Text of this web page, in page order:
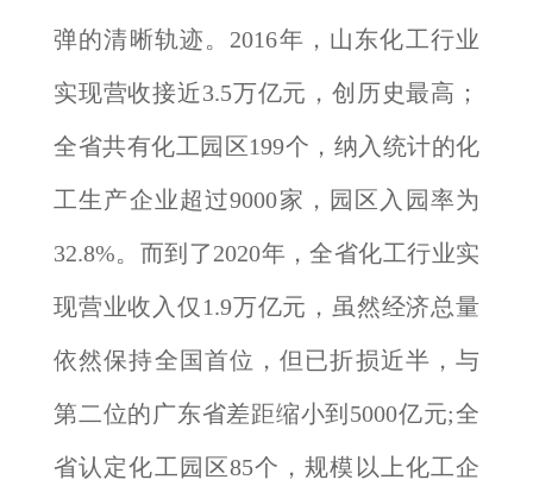
弹的清晰轨迹。2016年，山东化工行业
实现营收接近3.5万亿元，创历史最高；
全省共有化工园区199个，纳入统计的化
工生产企业超过9000家，园区入园率为
32.8%。而到了2020年，全省化工行业实
现营业收入仅1.9万亿元，虽然经济总量
依然保持全国首位，但已折损近半，与
第二位的广东省差距缩小到5000亿元;全
省认定化工园区85个，规模以上化工企